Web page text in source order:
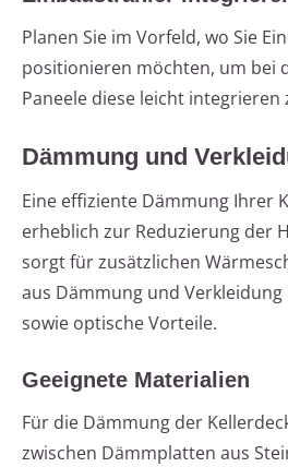
Planen Sie im Vorfeld, wo Sie
positionieren möchten, um bei
Paneele diese leicht integrieren
Dämmung und
Eine effiziente Dämmung Ihrer
erheblich zur Reduzierung der
sorgt für zusätzlichen
aus Dämmung und
sowie optische Vorteile.
Geeignete Materialien
Für die Dämmung der
zwischen Dämmplatten aus